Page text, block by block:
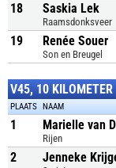
18 Saskia Lek
Raamsdonksveer
19 Renée Souer
Son en Breugel
V45, 10 KILOMETER
PLAATS NAAM
1 Marielle van
Rijen
2 Jenneke